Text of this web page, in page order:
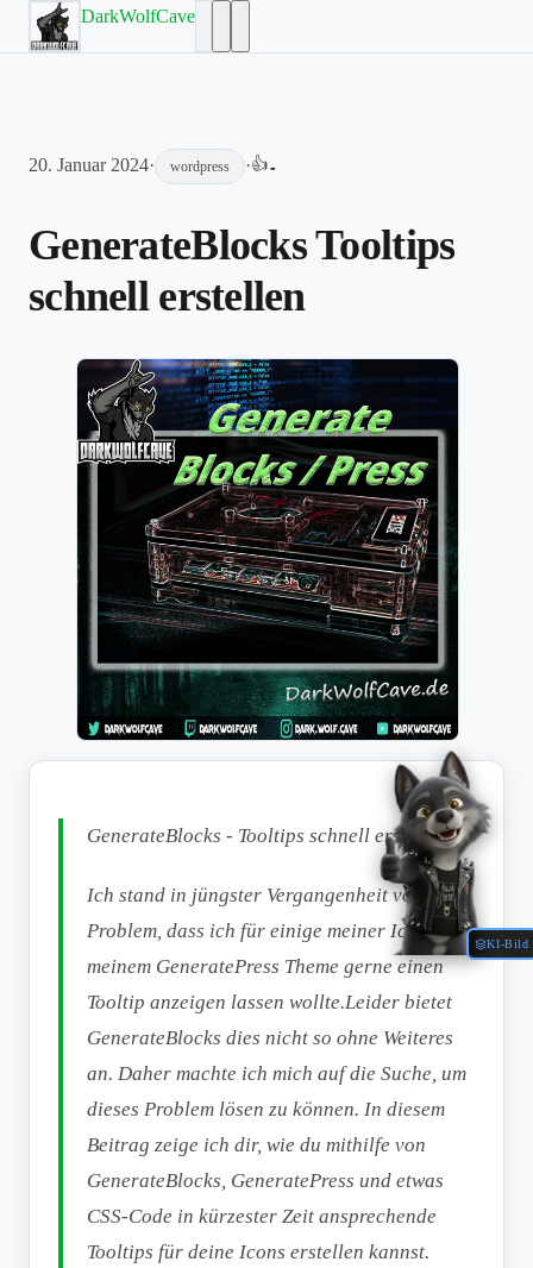
DarkWolfCave
20. Januar 2024· wordpress ·👍-
GenerateBlocks Tooltips
schnell erstellen
KI-Bild
GenerateBlocks - Tooltips schnell erstellen
Ich stand in jüngster Vergangenheit vor dem
Problem, dass ich für einige meiner Icons in
meinem GeneratePress Theme gerne einen
Tooltip anzeigen lassen wollte.Leider bietet
GenerateBlocks dies nicht so ohne Weiteres
an. Daher machte ich mich auf die Suche, um
dieses Problem lösen zu können. In diesem
Beitrag zeige ich dir, wie du mithilfe von
GenerateBlocks, GeneratePress und etwas
CSS-Code in kürzester Zeit ansprechende
Tooltips für deine Icons erstellen kannst.